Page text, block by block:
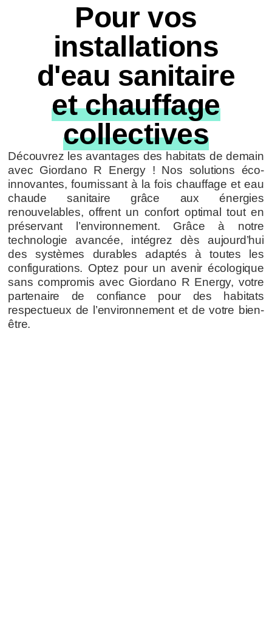
Pour vos
installations
d'eau sanitaire
et chauffage
collectives
Découvrez les avantages des habitats de demain
avec Giordano R Energy ! Nos solutions éco-
innovantes, fournissant à la fois chauffage et eau
chaude sanitaire grâce aux énergies
renouvelables, offrent un confort optimal tout en
préservant l’environnement. Grâce à notre
technologie avancée, intégrez dès aujourd’hui
des systèmes durables adaptés à toutes les
configurations. Optez pour un avenir écologique
sans compromis avec Giordano R Energy, votre
partenaire de confiance pour des habitats
respectueux de l’environnement et de votre bien-
être.